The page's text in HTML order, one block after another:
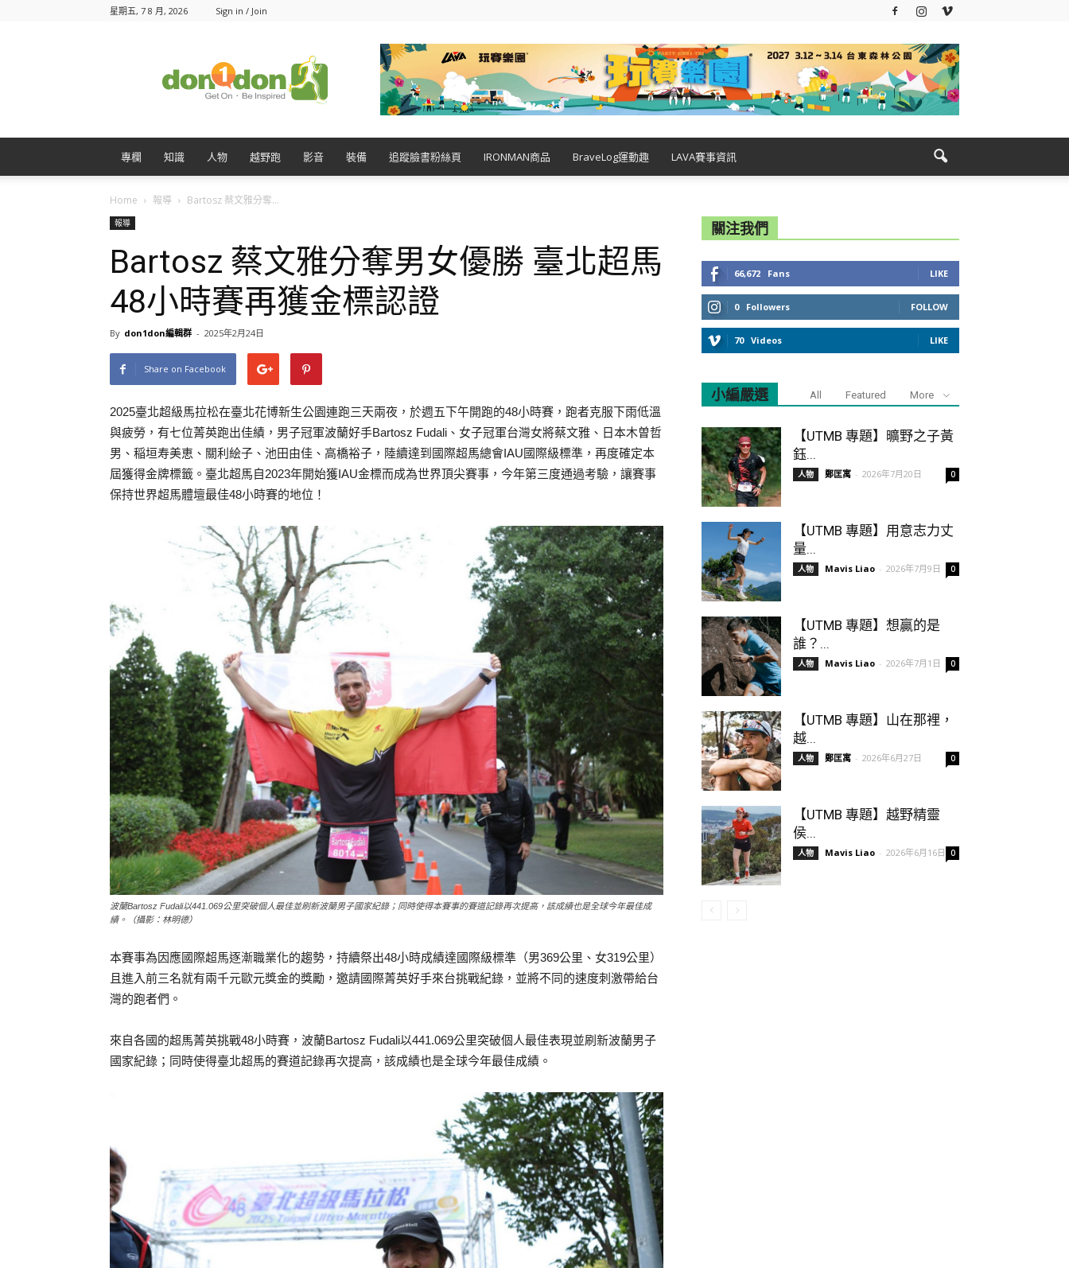
星期五, 7 8 月, 2026 Sign in / Join
專欄 知識 人物 越野跑 影音 裝備 追蹤臉書粉絲頁 IRONMAN商品 BraveLog運動趣 LAVA賽事資訊
Home 報導 Bartosz 蔡文雅分奪...
報導
Bartosz 蔡文雅分奪男女優勝 臺北超馬
48小時賽再獲金標認證
By don1don編輯群 - 2025年2月24日
Share on Facebook
2025臺北超級馬拉松在臺北花博新生公園連跑三天兩夜，於週五下午開跑的48小時賽，跑者克服下雨低溫
與疲勞，有七位菁英跑出佳績，男子冠軍波蘭好手Bartosz Fudali、女子冠軍台灣女將蔡文雅、日本木曽哲
男、稲垣寿美恵、關利絵子、池田由佳、高橋裕子，陸續達到國際超馬總會IAU國際級標準，再度確定本
屆獲得金牌標籤。臺北超馬自2023年開始獲IAU金標而成為世界頂尖賽事，今年第三度通過考驗，讓賽事
保持世界超馬體壇最佳48小時賽的地位！
波蘭Bartosz Fudali以441.069公里突破個人最佳並刷新波蘭男子國家紀錄；同時使得本賽事的賽道記錄再次提高，該成績也是全球今年最佳成
績。（攝影：林明德）
本賽事為因應國際超馬逐漸職業化的趨勢，持續祭出48小時成績達國際級標準（男369公里、女319公里）
且進入前三名就有兩千元歐元獎金的獎勵，邀請國際菁英好手來台挑戰紀錄，並將不同的速度刺激帶給台
灣的跑者們。
來自各國的超馬菁英挑戰48小時賽，波蘭Bartosz Fudali以441.069公里突破個人最佳表現並刷新波蘭男子
國家紀錄；同時使得臺北超馬的賽道記錄再次提高，該成績也是全球今年最佳成績。
關注我們
66,672 Fans LIKE
0 Followers FOLLOW
70 Videos LIKE
小編嚴選 All Featured More
【UTMB 專題】曠野之子黃
鈺...
人物 鄭匡寓 - 2026年7月20日 0
【UTMB 專題】用意志力丈
量...
人物 Mavis Liao - 2026年7月9日 0
【UTMB 專題】想贏的是
誰？...
人物 Mavis Liao - 2026年7月1日 0
【UTMB 專題】山在那裡，
越...
人物 鄭匡寓 - 2026年6月27日 0
【UTMB 專題】越野精靈
侯...
人物 Mavis Liao - 2026年6月16日 0